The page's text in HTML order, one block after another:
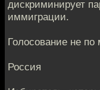
дискриминирует
иммиграции.
Голосование не по
Россия